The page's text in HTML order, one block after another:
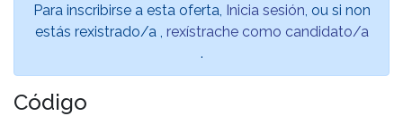
Para inscribirse a esta oferta, Inicia sesión , ou si non
estás rexistrado/a , rexístrache como candidato/a
.
Código